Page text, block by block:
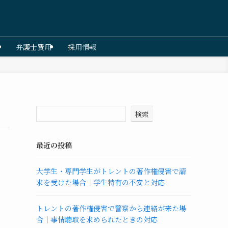
弁護士費用 採用情報
検索
最近の投稿
大学生・専門学生がトレントの著作権侵害で請
求を受けた場合｜学生特有の不安と対応
トレントの著作権侵害で警察から連絡が来た場
合｜事情聴取を求められたときの対応